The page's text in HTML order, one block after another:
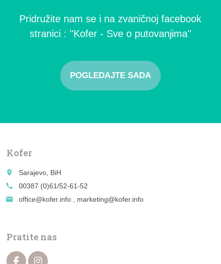
Pridružite nam se i na zvaničnoj facebook
stranici : ''Kofer - Sve o putovanjima''
POGLEDAJTE SADA
Kofer
place
Sarajevo, BiH
call
00387 (0)61/52-61-52
email
office@kofer.info , marketing@kofer.info
Pratite nas